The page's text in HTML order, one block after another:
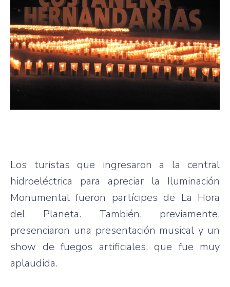
Los turistas que ingresaron a la central
hidroeléctrica para apreciar la Iluminación
Monumental fueron partícipes de La Hora
del Planeta. También, previamente,
presenciaron una presentación musical y un
show de fuegos artificiales, que fue muy
aplaudida.